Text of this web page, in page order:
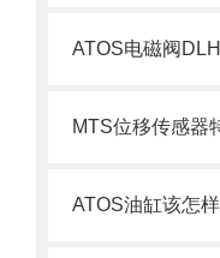
ATOS电磁阀
MTS位移传感器
ATOS油缸该怎